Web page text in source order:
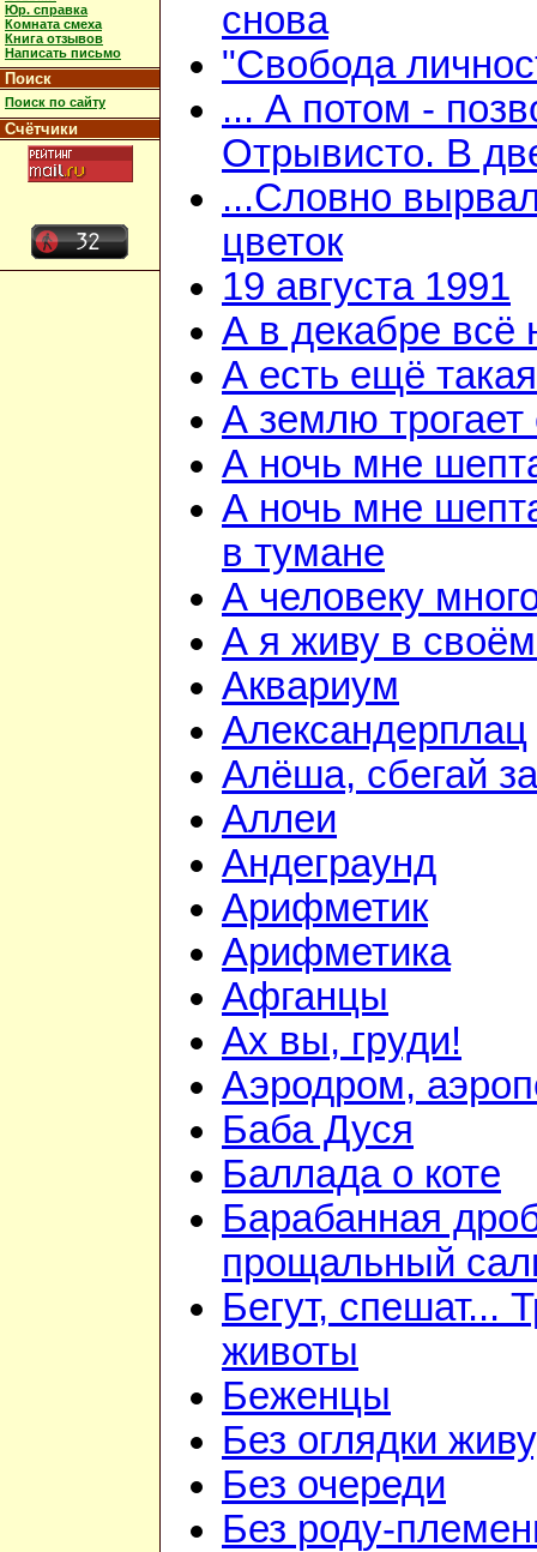
Юр. справка
Комната смеха
Книга отзывов
Написать письмо
Поиск
Поиск по сайту
Счётчики
снова
"Свобода
... А потом -
Отрывисто. В
...Словно
цветок
19 августа 1991
А в декабре
А есть ещё
А землю трогает
А ночь мне
А ночь мне
в тумане
А человеку
А я живу в своём
Аквариум
Александерплац
Алёша, сбегай
Аллеи
Андеграунд
Арифметик
Арифметика
Афганцы
Ах вы, груди!
Аэродром,
Баба Дуся
Баллада о коте
Барабанная
прощальный
Бегут, спешат...
животы
Беженцы
Без оглядки
Без очереди
Без роду-